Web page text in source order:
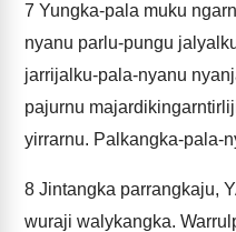
7 Yungka-pala muku
nyanu parlu-pungu
jarrijalku-pala-nyanu
pajurnu
yirrarnu. Palkangka-pala-
8 Jintangka parrangkaju,
wuraji walykangka.